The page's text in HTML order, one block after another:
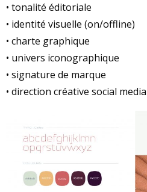
• tonalité éditoriale
• identité visuelle (on/offline)
• charte graphique
• univers iconographique
• signature de marque
• direction créative social media